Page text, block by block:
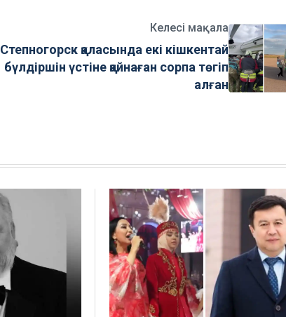
Келесі мақала
Степногорск қаласында екі кішкентай
бүлдіршін үстіне қайнаған сорпа төгіп
алған